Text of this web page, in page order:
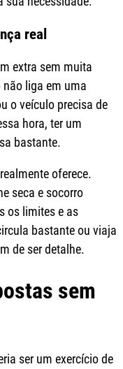
real
extra sem muita
liga em uma
o veículo precisa de
hora, ter um
bastante.
oferece.
seca e socorro
os limites e as
bastante ou viaja
de ser detalhe.
sem
ser um exercício de